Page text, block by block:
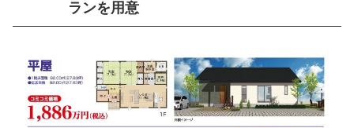
ランを用意